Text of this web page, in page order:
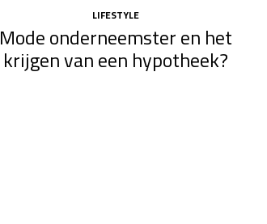
LIFESTYLE
Mode onderneemster en het
krijgen van een hypotheek?